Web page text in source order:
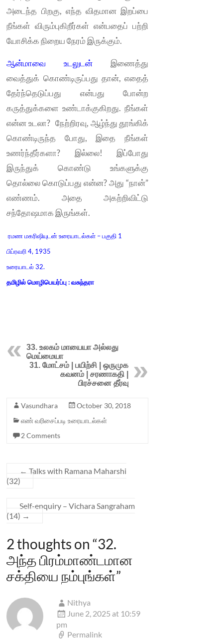
அடைந்த பிறகு, எந்த விதமான இறப்பை
நீங்கள் விரும்புகிறீர்கள் என்பதைப் பற்றி
யோசிக்க நிறைய நேரம் இருக்கும்.
ஆன்மாவை உடலுடன் இணைத்து
வைத்துக் கொண்டிருப்பது தான், எதைத்
தேர்ந்தெடுப்பது என்பது போன்ற
கருத்துக்களை உண்டாக்குகிறது. நீங்கள்
என்ன உடலா? நேற்றிரவு, ஆழ்ந்து தூங்கிக்
கொண்டிருந்த போது, இதை நீங்கள்
உணர்ந்தீர்களா? இல்லை! இப்போது
இருந்துக் கொண்டு உங்களுக்கு
தொல்லை கொடுப்பது என்ன? அது “நான்”
எண்ணம். அதை அகற்றிவிட்டு
சந்தோஷமாக இருங்கள்.
ரமண மகரிஷியுடன் உரையாடல்கள் – பகுதி 1
பிப்ரவரி 4, 1935
உரையாடல் 32.
தமிழில் மொழிபெயர்ப்பு : வசுந்தரா
33. உலகம் மாயையா அல்லது
மெய்மையா
31. மோட்சம் | பயிற்சி | ஒருமுக
கவனம் | சரணாகதி |
பிரச்சனை தீர்வு
Vasundhara
October 30, 2018
எண் வரிசைப்படி உரையாடல்கள்
2 Comments
← Talks with Ramana Maharshi
(32)
Self-enquiry – VicharaSangraham
(14) →
2 thoughts on “32.
அந்த பிரம்மாண்டமான
சக்தியை நம்புங்கள்”
Nithya
June 2, 2025 at 10:59
pm
Permalink